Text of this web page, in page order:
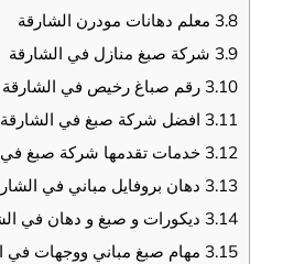
3.8 معلم دهانات مودرن الشارقة
3.9 شركة صبغ منازل في الشارقة
3.10 رقم صباغ رخيص في الشارقة
3.11 افضل شركة صبغ في الشارقة
3.12 خدمات تقدمها شركة صبغ في
3.13 دهان بروفايل مباني في
3.14 ديكورات و صبغ و دهان في
3.15 مهام صبغ مباني ووجهات في